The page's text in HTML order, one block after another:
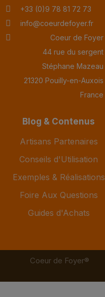
+33 (0)9 78 81 72 73
info@coeurdefoyer.fr
Coeur de Foyer
44 rue du sergent
Stéphane Mazeau
21320 Pouilly-en-Auxois
France
Blog & Contenus
Artisans Partenaires
Conseils d'Utilisation
Exemples & Réalisations
Foire Aux Questions
Guides d'Achats
Coeur de Foyer®